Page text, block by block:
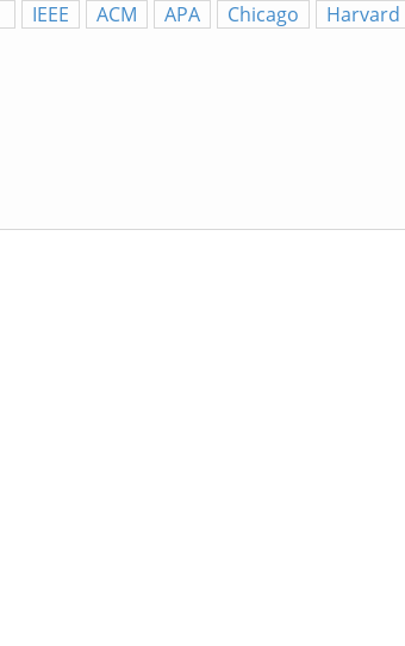
IEEE ACM APA Chicago Harvard